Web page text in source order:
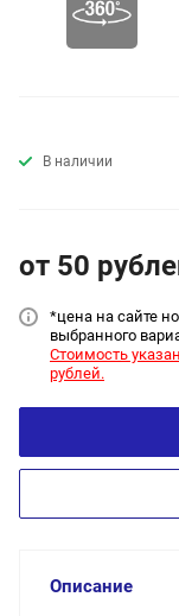
В наличии
от 50 руб
*цена на сайте
выбранного
Стоимость
рублей.
Описание